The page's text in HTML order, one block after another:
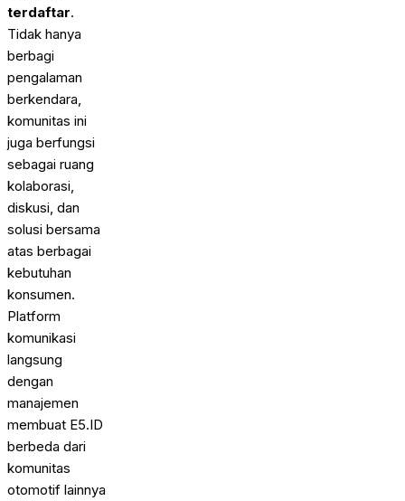
terdaftar.
Tidak hanya
berbagi
pengalaman
berkendara,
komunitas ini
juga berfungsi
sebagai ruang
kolaborasi,
diskusi, dan
solusi bersama
atas berbagai
kebutuhan
konsumen.
Platform
komunikasi
langsung
dengan
manajemen
membuat E5.ID
berbeda dari
komunitas
otomotif lainnya